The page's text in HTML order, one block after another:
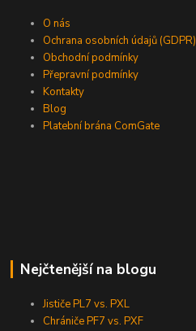
O nás
Ochrana osobních údajů (GDPR)
Obchodní podmínky
Přepravní podmínky
Kontakty
Blog
Platební brána ComGate
Nejčtenější na blogu
Jističe PL7 vs. PXL
Chrániče PF7 vs. PXF